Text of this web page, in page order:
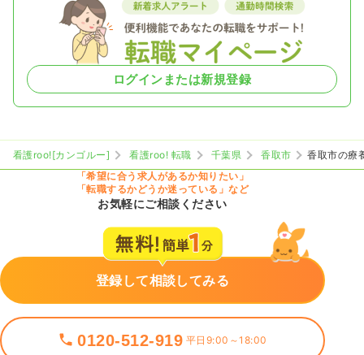
ログインまたは新規登録
看護roo![カンゴルー] 看護roo! 転職 千葉県 香取市
香取市の療
「希望に合う求人があるか知りたい」
「転職するかどうか迷っている」など
お気軽にご相談ください
登録して相談してみる
0120-512-919 平日9:00～18:00